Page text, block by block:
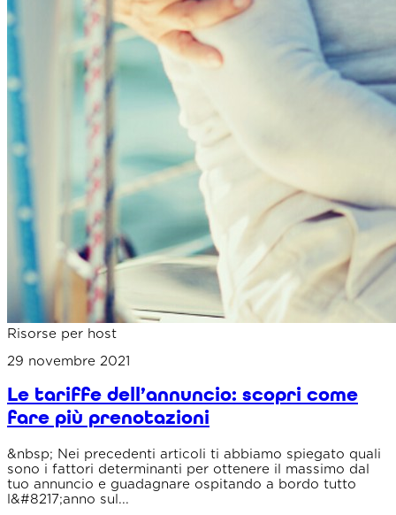
Risorse per host
29 novembre 2021
Le tariffe dell’annuncio: scopri come
fare più prenotazioni
&nbsp; Nei precedenti articoli ti abbiamo spiegato quali
sono i fattori determinanti per ottenere il massimo dal
tuo annuncio e guadagnare ospitando a bordo tutto
l&#8217;anno sul...